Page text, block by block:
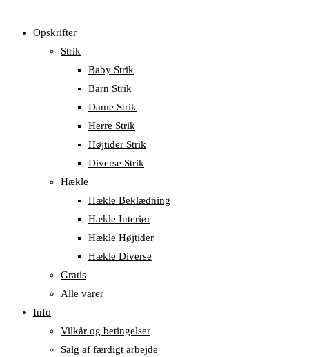
Opskrifter
Strik
Baby Strik
Barn Strik
Dame Strik
Herre Strik
Højtider Strik
Diverse Strik
Hækle
Hækle Beklædning
Hækle Interiør
Hækle Højtider
Hækle Diverse
Gratis
Alle varer
Info
Vilkår og betingelser
Salg af færdigt arbejde